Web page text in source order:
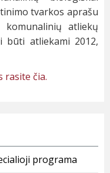
tvarkos aprašu
komunalinių atliekų
būti atliekami 2012,
rasite čia.
programa